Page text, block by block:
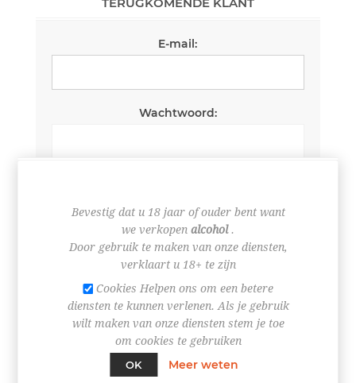
E-mail:
Wachtwoord:
Wachtwoord vergeten?
INLOGGEN
Bevestig dat u 18 jaar of ouder bent want
we verkopen alcohol.
Door gebruik te maken van onze diensten,
verklaart u 18+ te zijn
Cookies Helpen ons om een betere
diensten te kunnen verlenen. Als je gebruik
wilt maken van onze diensten stem je toe
om cookies te gebruiken
OK
Meer weten